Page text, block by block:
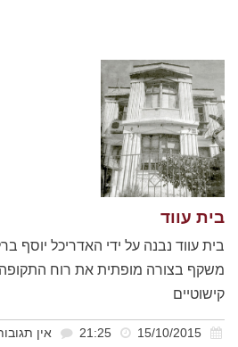
בית עווד
משקף בצורה מופתית את רוח התקופה
קישוטיים
אין